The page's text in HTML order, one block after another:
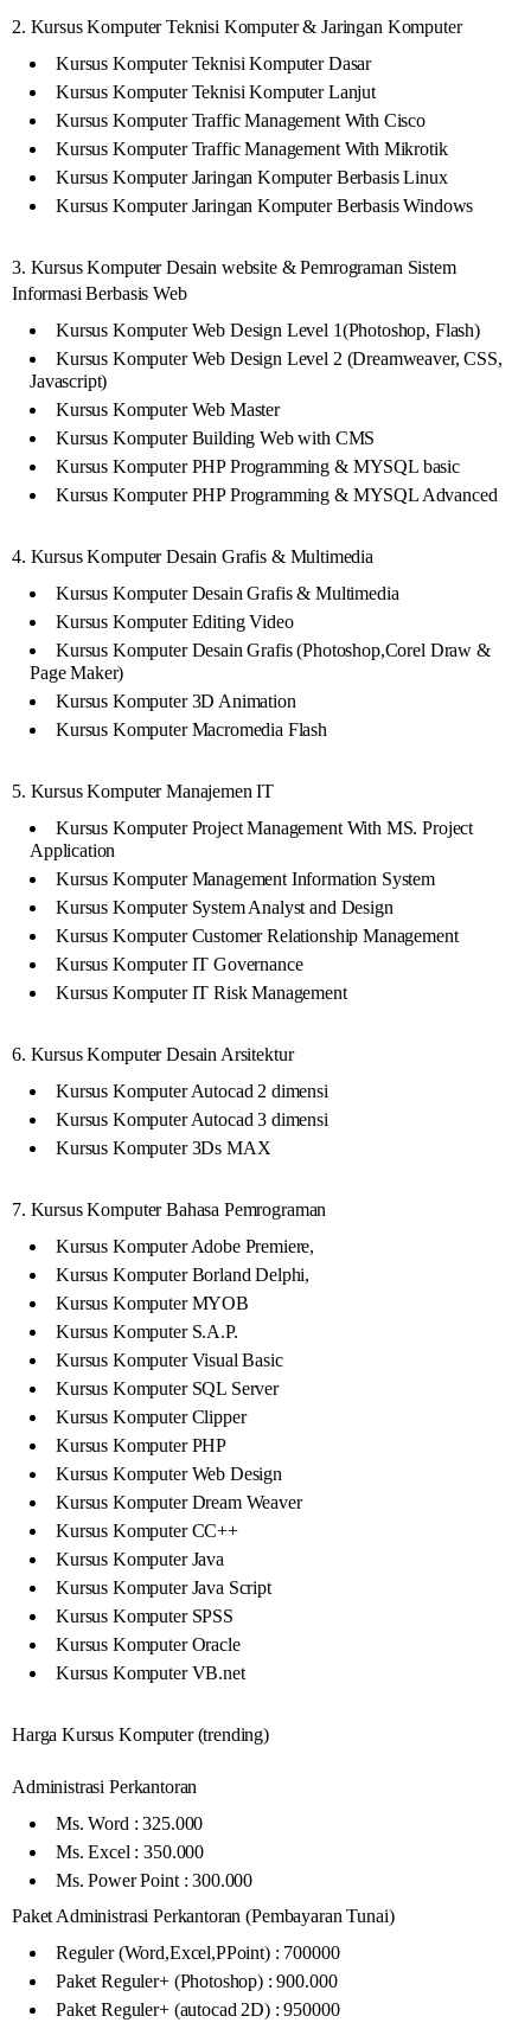
2. Kursus Komputer Teknisi Komputer & Jaringan Komputer
Kursus Komputer Teknisi Komputer Dasar
Kursus Komputer Teknisi Komputer Lanjut
Kursus Komputer Traffic Management With Cisco
Kursus Komputer Traffic Management With Mikrotik
Kursus Komputer Jaringan Komputer Berbasis Linux
Kursus Komputer Jaringan Komputer Berbasis Windows
3. Kursus Komputer Desain website & Pemrograman Sistem
Informasi Berbasis Web
Kursus Komputer Web Design Level 1(Photoshop, Flash)
Kursus Komputer Web Design Level 2 (Dreamweaver, CSS,
Javascript)
Kursus Komputer Web Master
Kursus Komputer Building Web with CMS
Kursus Komputer PHP Programming & MYSQL basic
Kursus Komputer PHP Programming & MYSQL Advanced
4. Kursus Komputer Desain Grafis & Multimedia
Kursus Komputer Desain Grafis & Multimedia
Kursus Komputer Editing Video
Kursus Komputer Desain Grafis (Photoshop,Corel Draw &
Page Maker)
Kursus Komputer 3D Animation
Kursus Komputer Macromedia Flash
5. Kursus Komputer Manajemen IT
Kursus Komputer Project Management With MS. Project
Application
Kursus Komputer Management Information System
Kursus Komputer System Analyst and Design
Kursus Komputer Customer Relationship Management
Kursus Komputer IT Governance
Kursus Komputer IT Risk Management
6. Kursus Komputer Desain Arsitektur
Kursus Komputer Autocad 2 dimensi
Kursus Komputer Autocad 3 dimensi
Kursus Komputer 3Ds MAX
7. Kursus Komputer Bahasa Pemrograman
Kursus Komputer Adobe Premiere,
Kursus Komputer Borland Delphi,
Kursus Komputer MYOB
Kursus Komputer S.A.P.
Kursus Komputer Visual Basic
Kursus Komputer SQL Server
Kursus Komputer Clipper
Kursus Komputer PHP
Kursus Komputer Web Design
Kursus Komputer Dream Weaver
Kursus Komputer CC++
Kursus Komputer Java
Kursus Komputer Java Script
Kursus Komputer SPSS
Kursus Komputer Oracle
Kursus Komputer VB.net
Harga Kursus Komputer (trending)
Administrasi Perkantoran
Ms. Word : 325.000
Ms. Excel : 350.000
Ms. Power Point : 300.000
Paket Administrasi Perkantoran (Pembayaran Tunai)
Reguler (Word,Excel,PPoint) : 700000
Paket Reguler+ (Photoshop) : 900.000
Paket Reguler+ (autocad 2D) : 950000